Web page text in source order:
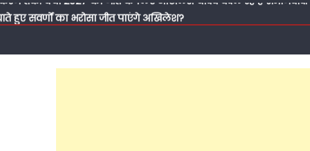
प्रति समर्पण, बिना प्रचार की जनसेवा और मजबूत संगठनात्मक तैयारी ने
बने सपा नेता डॉ. जीराज सिंह यादव, पीड़ित परिवार की मदद को बढ़ाया
जीराज सिंह यादव, भोलेनाथ से मांगा आशीर्वाद; ग्रामीणों ने 2027 में सपा
के बुझते हुए चिराग, सपा सुप्रीमो अखिलेश यादव ने टिकट घोषित नहीं
पोस्टर भी सोशल मीडिया पर करवा दिए वायरल, पढ़ें कैसे बरेली कैंट